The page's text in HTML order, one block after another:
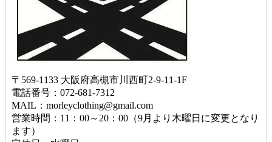
〒569-1133 大阪府高槻市川西町2-9-11-1F
電話番号：072-681-7312
MAIL：morleyclothing@gmail.com
営業時間：11：00～20：00（9月より木曜日に変更となり
ます）